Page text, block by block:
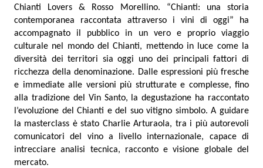
Chianti Lovers & Rosso Morellino. “Chianti: una storia
contemporanea raccontata attraverso i vini di oggi” ha
accompagnato il pubblico in un vero e proprio viaggio
culturale nel mondo del Chianti, mettendo in luce come la
diversità dei territori sia oggi uno dei principali fattori di
ricchezza della denominazione. Dalle espressioni più fresche
e immediate alle versioni più strutturate e complesse, fino
alla tradizione del Vin Santo, la degustazione ha raccontato
l’evoluzione del Chianti e del suo vitigno simbolo. A guidare
la masterclass è stato Charlie Arturaola, tra i più autorevoli
comunicatori del vino a livello internazionale, capace di
intrecciare analisi tecnica, racconto e visione globale del
mercato.